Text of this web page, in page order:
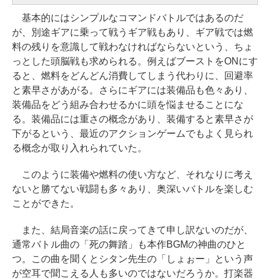
基本的にはシンプルなコマンドバトルではあるのだ
が、別途ギアに乗って戦うギア戦もあり、ギア戦では燃
料の残りを意識して戦わなければならないという、ちょ
っとした頭脳戦も求められる。例えばブーストをONにす
ると、燃料をどんどん消費してしまう代わりに、回避率
と素早さがあがる。さらにギアには装備品も色々あり、
装備品をどう組み合わせるかに頭を悩ませることにな
る。装備品には重さの概念があり、装備すると素早さが
下がるという、最近のアクションゲームでもよく見られ
る概念が取り入れられていた。
このように装備や燃料の使い方など、それなりに考え
ないと勝てない戦闘も多々あり、奥深いバトルを楽しむ
ことができた。
また、結局音楽の話に戻ってきて申し訳ないのだが、
通常バトル曲の「死の舞踏」も本作BGMの神曲のひと
つ。この曲を聞くとシタン先生の「しょぉー」という声
が空耳で聞こえる人も多いのではないだろうか。打楽器